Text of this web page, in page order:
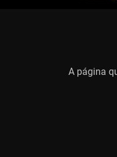
A página